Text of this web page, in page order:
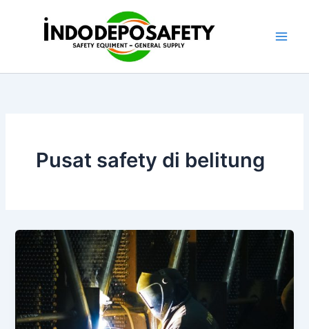
Pusat safety di belitung